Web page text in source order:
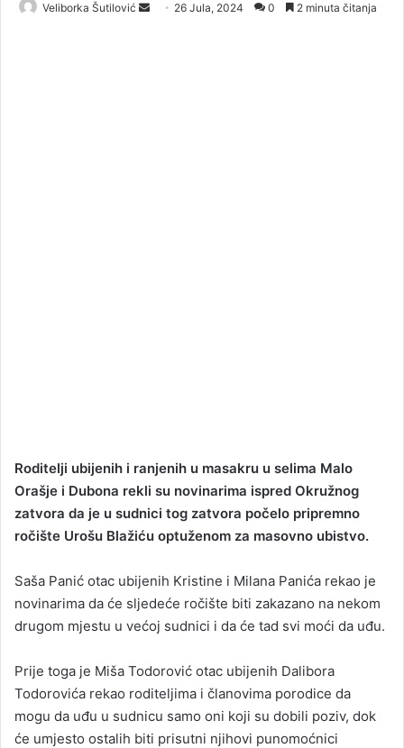
Veliborka Šutilović 26 Jula, 2024 0 2 minuta čitanja
Roditelji ubijenih i ranjenih u masakru u selima Malo
Orašje i Dubona rekli su novinarima ispred Okružnog
zatvora da je u sudnici tog zatvora počelo pripremno
ročište Urošu Blažiću optuženom za masovno ubistvo.
Saša Panić otac ubijenih Kristine i Milana Panića rekao je
novinarima da će sljedeće ročište biti zakazano na nekom
drugom mjestu u većoj sudnici i da će tad svi moći da uđu.
Prije toga je Miša Todorović otac ubijenih Dalibora
Todorovića rekao roditeljima i članovima porodice da
mogu da uđu u sudnicu samo oni koji su dobili poziv, dok
će umjesto ostalih biti prisutni njihovi punomoćnici